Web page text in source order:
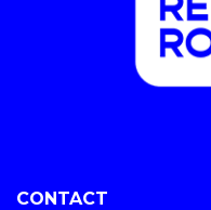
CONTACT